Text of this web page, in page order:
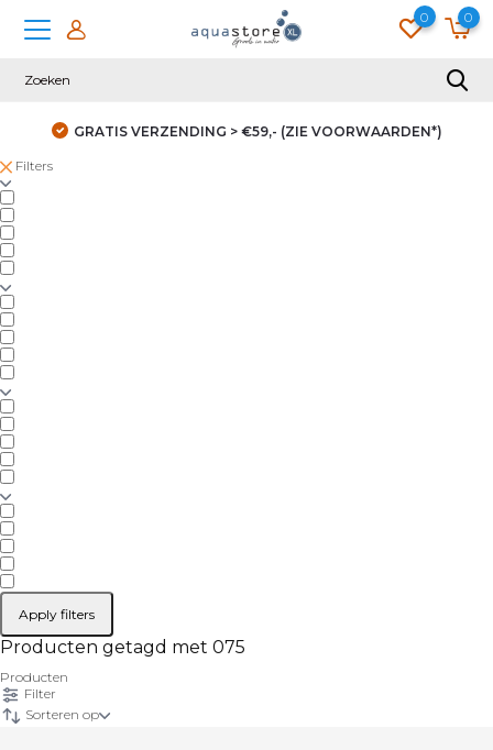
0 0
GRATIS VERZENDING > €59,- (ZIE VOORWAARDEN*)
Filters
Apply filters
Producten getagd met 075
Producten
Filter
Sorteren op